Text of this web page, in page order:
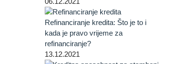
Refinanciranje kredita: Što je to i
kada je pravo vrijeme za
refinanciranje?
13.12.2021